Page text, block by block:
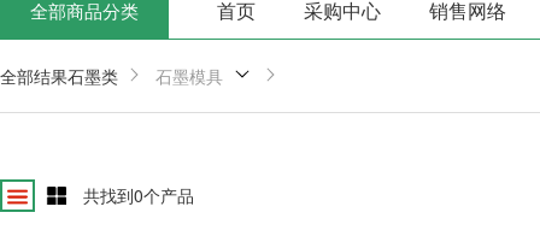
全部商品分类 首页 采购中心 销售网络
全部结果石墨类 石墨模具
共找到0个产品